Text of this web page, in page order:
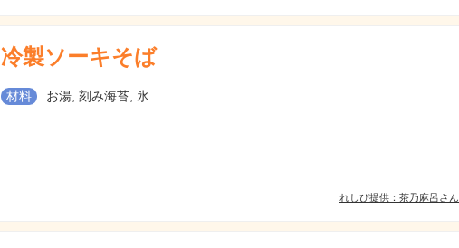
冷製ソーキそば
材料 お湯, 刻み海苔, 氷
れしぴ提供：茶乃麻呂さん